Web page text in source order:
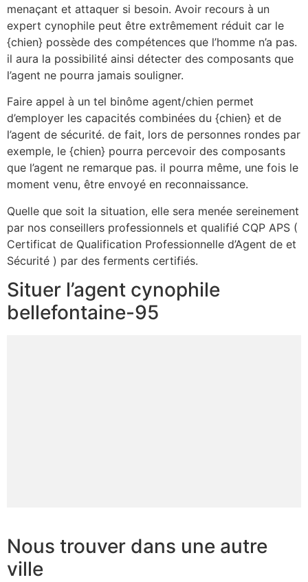
menaçant et attaquer si besoin. Avoir recours à un
expert cynophile peut être extrêmement réduit car le
{chien} possède des compétences que l’homme n’a pas.
il aura la possibilité ainsi détecter des composants que
l’agent ne pourra jamais souligner.
Faire appel à un tel binôme agent/chien permet
d’employer les capacités combinées du {chien} et de
l’agent de sécurité. de fait, lors de personnes rondes par
exemple, le {chien} pourra percevoir des composants
que l’agent ne remarque pas. il pourra même, une fois le
moment venu, être envoyé en reconnaissance.
Quelle que soit la situation, elle sera menée sereinement
par nos conseillers professionnels et qualifié CQP APS (
Certificat de Qualification Professionnelle d’Agent de et
Sécurité ) par des ferments certifiés.
Situer l’agent cynophile
bellefontaine-95
Nous trouver dans une autre
ville